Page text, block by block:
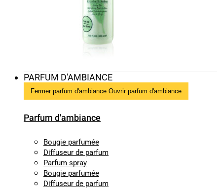
PARFUM D'AMBIANCE
Fermer parfum d'ambiance Ouvrir parfum d'ambiance
Parfum d'ambiance
Bougie parfumée
Diffuseur de parfum
Parfum spray
Bougie parfumée
Diffuseur de parfum